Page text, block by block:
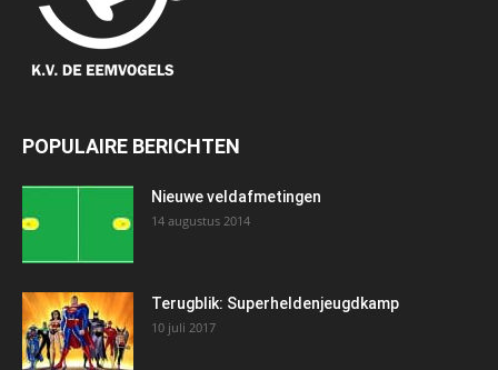
POPULAIRE BERICHTEN
Nieuwe veldafmetingen
14 augustus 2014
Terugblik: Superheldenjeugdkamp
10 juli 2017